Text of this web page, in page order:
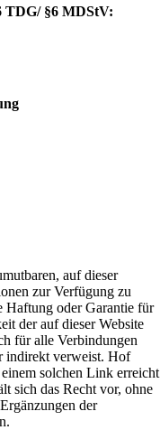
TDG/ §6 MDStV:
auf dieser
zur Verfügung zu
Haftung oder Garantie für
der auf dieser Website
für alle Verbindungen
indirekt verweist. Hof
solchen Link erreicht
sich das Recht vor, ohne
der